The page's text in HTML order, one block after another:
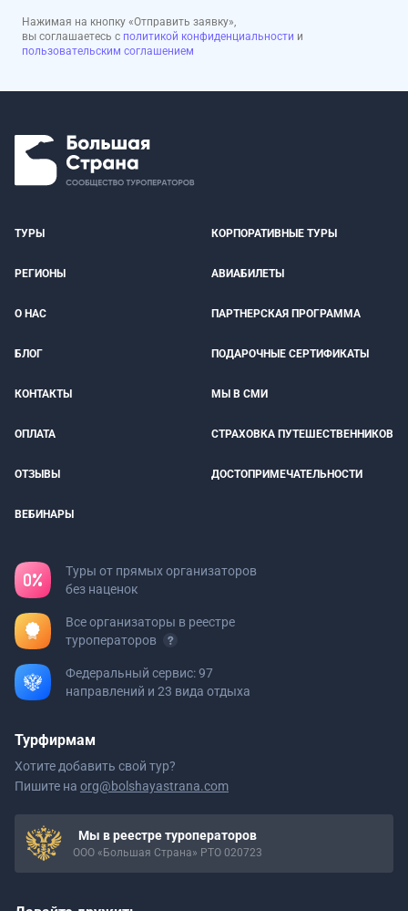
Нажимая на кнопку «Отправить заявку»,
вы соглашаетесь с политикой конфиденциальности и
пользовательским соглашением
ТУРЫ КОРПОРАТИВНЫЕ ТУРЫ
РЕГИОНЫ АВИАБИЛЕТЫ
О НАС ПАРТНЕРСКАЯ ПРОГРАММА
БЛОГ ПОДАРОЧНЫЕ СЕРТИФИКАТЫ
КОНТАКТЫ МЫ В СМИ
ОПЛАТА СТРАХОВКА ПУТЕШЕСТВЕННИКОВ
ОТЗЫВЫ ДОСТОПРИМЕЧАТЕЛЬНОСТИ
ВЕБИНАРЫ
Туры от прямых организаторов
без наценок
Все организаторы в реестре
туроператоров
Федеральный сервис: 97
направлений и 23 вида отдыха
Турфирмам
Хотите добавить свой тур?
Пишите на org@bolshayastrana.com
Мы в реестре туроператоров
ООО «Большая Страна» РТО 020723